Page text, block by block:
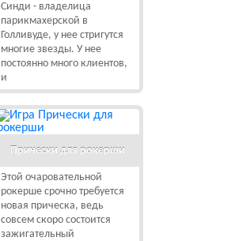
Синди - владелица
парикмахерской в
Голливуде, у нее стригутся
многие звезды. У нее
постоянно много клиентов,
и
Прически для рокерши
Этой очаровательной
рокерше срочно требуется
новая прическа, ведь
совсем скоро состоится
зажигательный